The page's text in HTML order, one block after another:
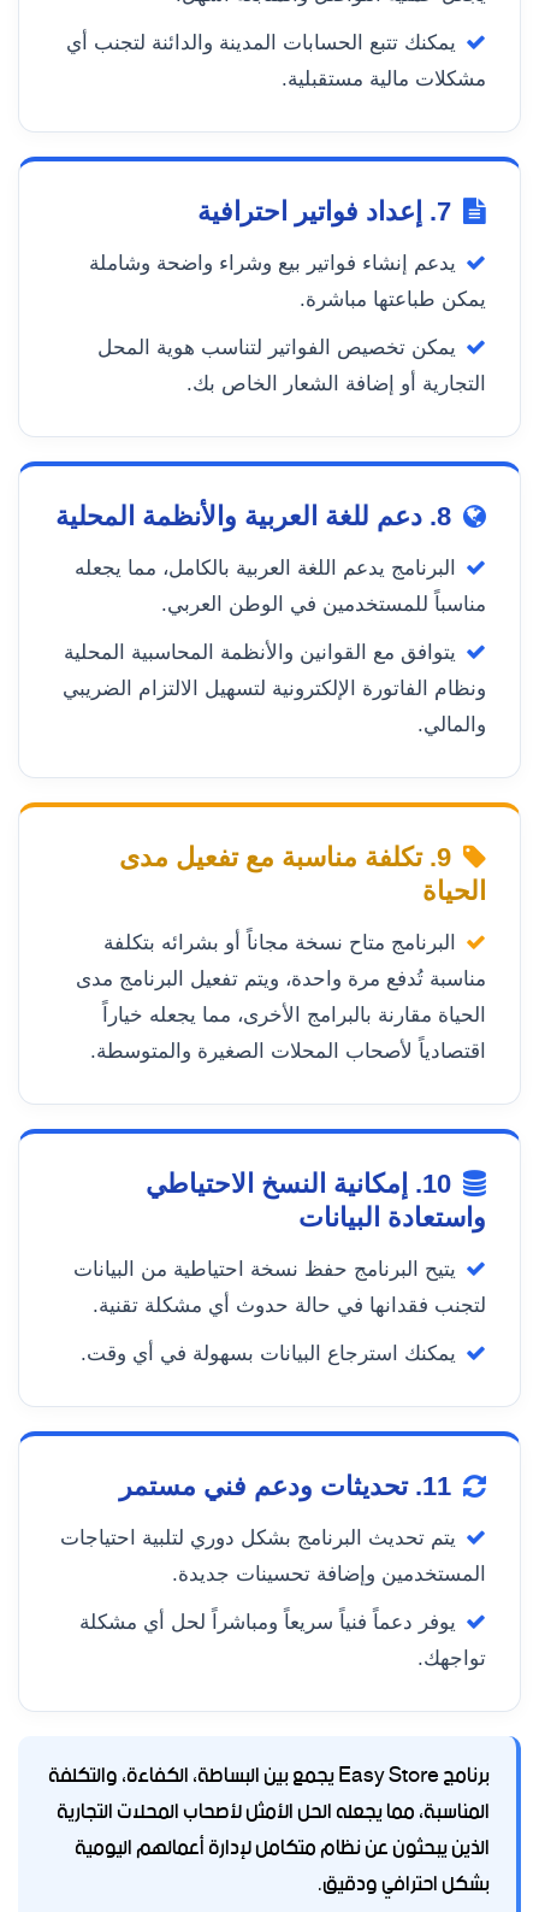
يمكنك تتبع الحسابات المدينة والدائنة لتجنب أي
مشكلات مالية مستقبلية.
7. إعداد فواتير احترافية
يدعم إنشاء فواتير بيع وشراء واضحة وشاملة
يمكن طباعتها مباشرة.
يمكن تخصيص الفواتير لتناسب هوية المحل
التجارية أو إضافة الشعار الخاص بك.
8. دعم للغة العربية والأنظمة المحلية
البرنامج يدعم اللغة العربية بالكامل، مما يجعله
مناسباً للمستخدمين في الوطن العربي.
يتوافق مع القوانين والأنظمة المحاسبية المحلية
ونظام الفاتورة الإلكترونية لتسهيل الالتزام الضريبي
والمالي.
9. تكلفة مناسبة مع تفعيل مدى
الحياة
البرنامج متاح نسخة مجاناً أو بشرائه بتكلفة
مناسبة تُدفع مرة واحدة، ويتم تفعيل البرنامج مدى
الحياة مقارنة بالبرامج الأخرى، مما يجعله خياراً
اقتصادياً لأصحاب المحلات الصغيرة والمتوسطة.
10. إمكانية النسخ الاحتياطي
واستعادة البيانات
يتيح البرنامج حفظ نسخة احتياطية من البيانات
لتجنب فقدانها في حالة حدوث أي مشكلة تقنية.
يمكنك استرجاع البيانات بسهولة في أي وقت.
11. تحديثات ودعم فني مستمر
يتم تحديث البرنامج بشكل دوري لتلبية احتياجات
المستخدمين وإضافة تحسينات جديدة.
يوفر دعماً فنياً سريعاً ومباشراً لحل أي مشكلة
تواجهك.
برنامج Easy Store يجمع بين البساطة، الكفاءة، والتكلفة
المناسبة، مما يجعله الحل الأمثل لأصحاب المحلات التجارية
الذين يبحثون عن نظام متكامل لإدارة أعمالهم اليومية
بشكل احترافي ودقيق.